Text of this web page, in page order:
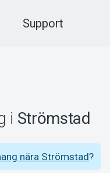
Support
i Strömstad
nära Strömstad?